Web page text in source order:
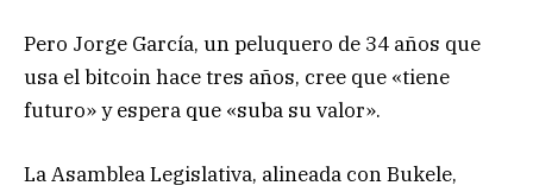
Pero Jorge García, un peluquero de 34 años que
usa el bitcoin hace tres años, cree que «tiene
futuro» y espera que «suba su valor».
La Asamblea Legislativa, alineada con Bukele,